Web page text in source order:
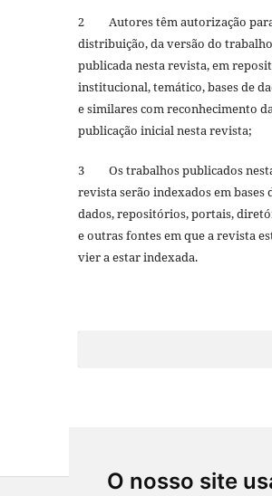
O nosso site
2 Autores têm autorização
distribuição, da versão do trabalho
publicada nesta revista, em
institucional, temático, bases de
e similares com reconhecimento
publicação inicial nesta revista;
3 Os trabalhos publicados
revista serão indexados em bases
dados, repositórios, portais,
e outras fontes em que a revista
vier a estar indexada.